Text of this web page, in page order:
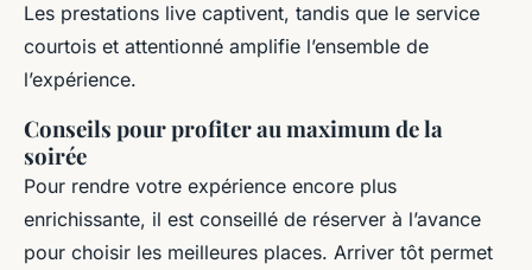
Les prestations live captivent, tandis que le service
courtois et attentionné amplifie l’ensemble de
l’expérience.
Conseils pour profiter au maximum de la
soirée
Pour rendre votre expérience encore plus
enrichissante, il est conseillé de réserver à l’avance
pour choisir les meilleures places. Arriver tôt permet